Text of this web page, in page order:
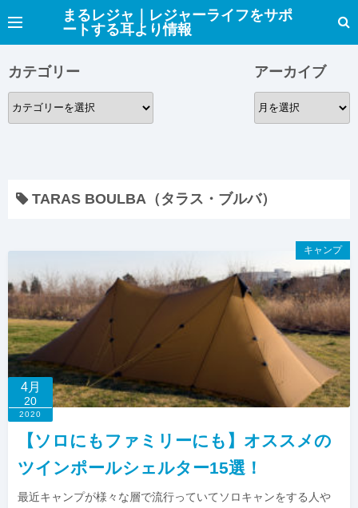
ン
ン
ツ
まるレジャ｜レジャーライフをサポ
ートする耳より情報
カテゴリー
カ
テ
アーカイブ
ア
ー
TARAS BOULBA（タラス・ブルバ）
キャンプ
4月
20
2020
【ソロにもファミリーにも】オススメの
ツインポールシェルター15選！
最近キャンプが様々な層で流行っていてソロキャンをする人や